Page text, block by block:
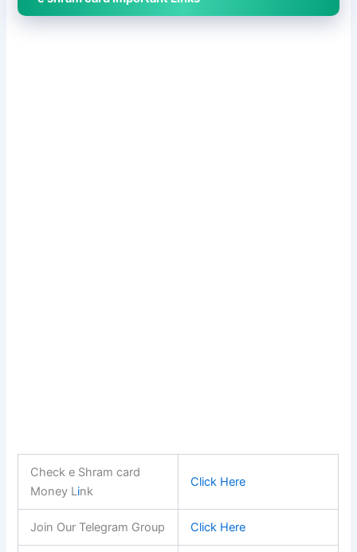
Check e Shram card
Money Link
Click Here
Join Our Telegram Group Click Here